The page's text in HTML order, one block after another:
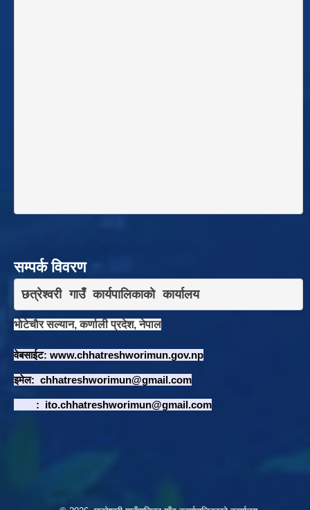
सम्पर्क विवरण
छत्रेश्वरी गाउँ कार्यपालिकाकाे कार्यालय
भाेटेचाैर सल्यान, कर्णाली प्रदेश, नेपाल
वेबसाईट: www.chhatreshworimun.gov.np
इमेल: chhatreshworimun@gmail.com
: ito.chhatreshworimun@gmail.com